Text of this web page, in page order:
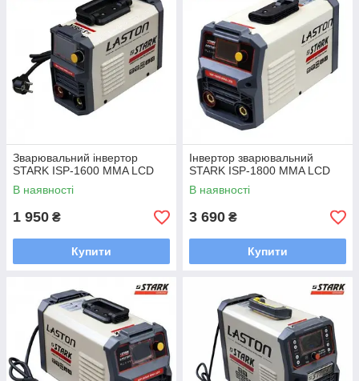
Зварювальний інвертор
STARK ISP-1600 MMA LCD
В наявності
1 950 ₴
Купити
Інвертор зварювальний
STARK ISP-1800 MMA LCD
В наявності
3 690 ₴
Купити